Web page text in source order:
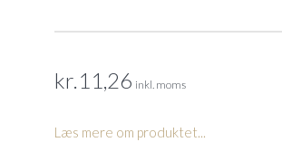
kr. 11,26 inkl. moms
Læs mere om produktet...